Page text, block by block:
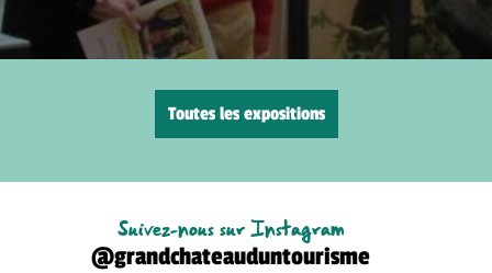
Toutes les expositions
Suivez-nous sur Instagram
@grandchateauduntourisme